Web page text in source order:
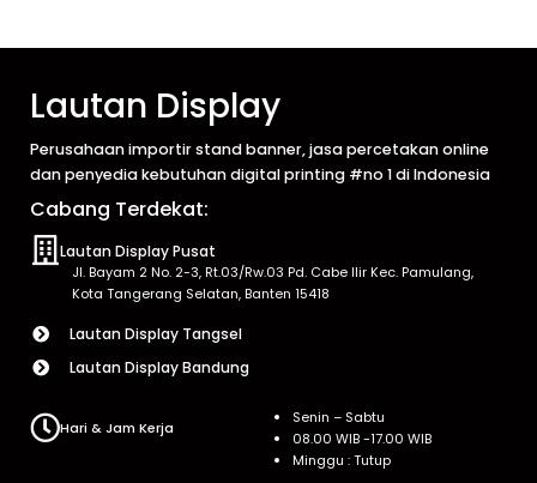
Lautan Display
Perusahaan importir stand banner, jasa percetakan online
dan penyedia kebutuhan digital printing #no 1 di Indonesia
Cabang Terdekat:
Lautan Display Pusat
Jl. Bayam 2 No. 2-3, Rt.03/Rw.03 Pd. Cabe Ilir Kec. Pamulang,
Kota Tangerang Selatan, Banten 15418
Lautan Display Tangsel
Lautan Display Bandung
Hari & Jam Kerja
Senin – Sabtu
08.00 WIB -17.00 WIB
Minggu : Tutup